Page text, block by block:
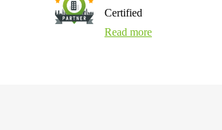
Certified
Read more